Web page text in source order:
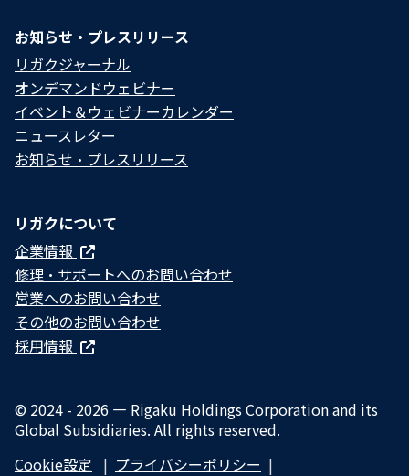
お知らせ・プレスリリース
リガクジャーナル
オンデマンドウェビナー
イベント＆ウェビナーカレンダー
ニュースレター
お知らせ・プレスリリース
リガクについて
企業情報
修理・サポートへのお問い合わせ
営業へのお問い合わせ
その他のお問い合わせ
採用情報
© 2024 - 2026 — Rigaku Holdings Corporation and its
Global Subsidiaries. All rights reserved.
Cookie設定
プライバシーポリシー​